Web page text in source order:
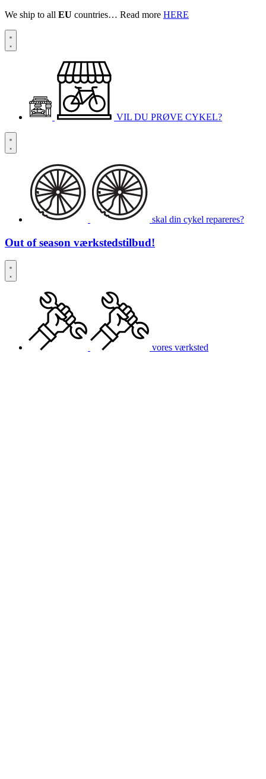
We ship to all EU countries… Read more HERE
VIL DU PRØVE CYKEL?
skal din cykel repareres?
Out of season værkstedstilbud!
vores værksted